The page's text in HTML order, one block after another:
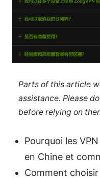
Parts of this article
assistance. Please
before relying on
Pourquoi les
en Chine et
Comment